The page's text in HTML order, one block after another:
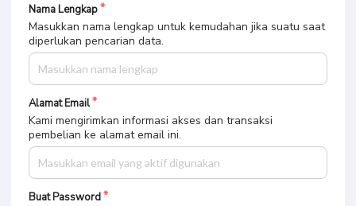
Nama Lengkap
Masukkan nama lengkap untuk kemudahan jika suatu saat
diperlukan pencarian data.
Alamat Email
Kami mengirimkan informasi akses dan transaksi
pembelian ke alamat email ini.
Buat Password